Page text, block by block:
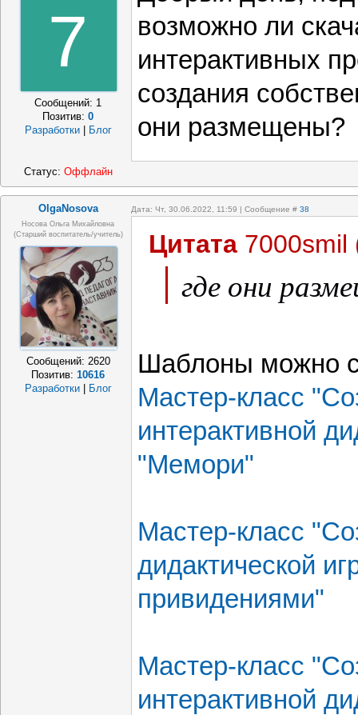
7
Сообщений: 1
Позитив:0
Разработки
Блог
возможно ли
интерактивных
создания
они размещены?
Статус: Оффлайн
OlgaNosova Дата: Чт, 30.06.2022, 11:59 | Сообщение # 38
Носова Ольга Михайловна
(старший воспитатель/учитель)
Сообщений: 2620
Позитив:10616
Разработки
Блог
Цитата 7000smil
где они
Шаблоны можно
Мастер-класс
интерактивной
"Мемори"
Мастер-класс
дидактической
привидениями"
Мастер-класс
интерактивной